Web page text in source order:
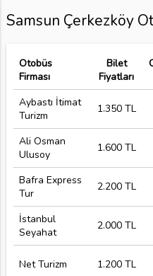
Samsun Çerkezköy
Otobüs
Firması
Bilet
Fiyatları
Aybastı İtimat
Turizm
1.350 TL
Ali Osman
Ulusoy
1.600 TL
Bafra Express
Tur
2.200 TL
İstanbul
Seyahat
2.000 TL
Net Turizm 1.200 TL